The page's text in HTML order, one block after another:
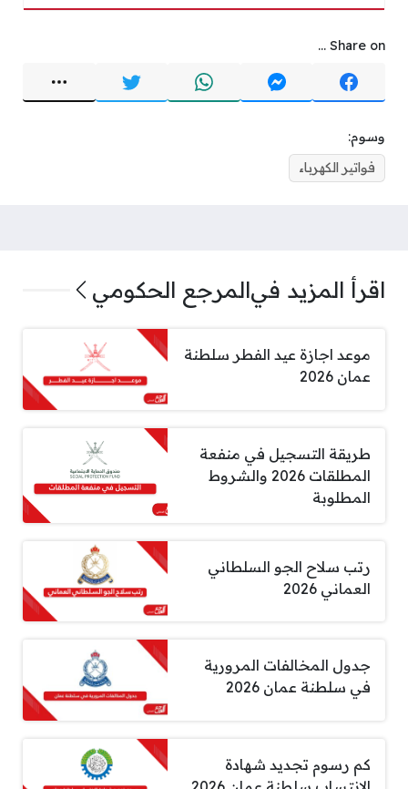
Share on ...
وسوم:
فواتير الكهرباء
اقرأ المزيد فيالمرجع الحكومي
موعد اجازة عيد الفطر سلطنة
عمان 2026
طريقة التسجيل في منفعة
المطلقات 2026 والشروط
المطلوبة
رتب سلاح الجو السلطاني
العماني 2026
جدول المخالفات المرورية
في سلطنة عمان 2026
كم رسوم تجديد شهادة